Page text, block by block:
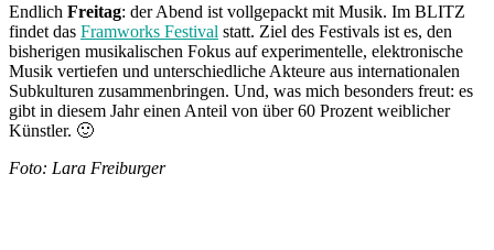
Endlich Freitag: der Abend ist vollgepackt mit Musik. Im BLITZ
findet das Framworks Festival statt. Ziel des Festivals ist es, den
bisherigen musikalischen Fokus auf experimentelle, elektronische
Musik vertiefen und unterschiedliche Akteure aus internationalen
Subkulturen zusammenbringen. Und, was mich besonders freut: es
gibt in diesem Jahr einen Anteil von über 60 Prozent weiblicher
Künstler. 🙂
Foto: Lara Freiburger